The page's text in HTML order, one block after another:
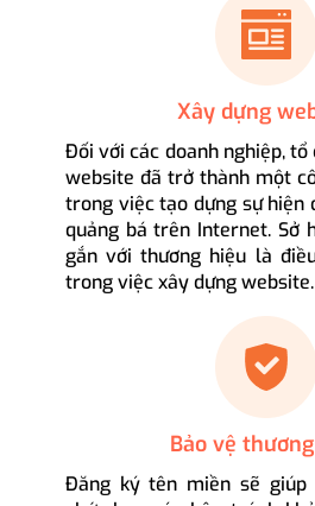
Xây dựng
Đối với các doanh nghiệp, tổ
website đã trở thành một
trong việc tạo dựng sự hiện
quảng bá trên Internet. Sở
gắn với thương hiệu là
trong việc xây dựng website.
Bảo vệ
Đăng ký tên miền sẽ giúp